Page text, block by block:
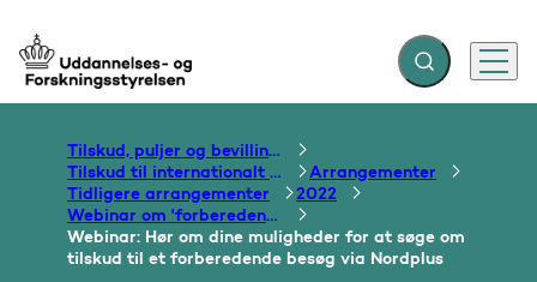
Gå til forsiden Fold søgefelt ud
Menu
Tilskud, puljer og bevillinger
Tilskud til internationalt samarbejde om uddannelse
Arrangementer
Tidligere arrangementer
2022
Webinar om 'forberedende besøg' gennem Nordplus 2022
Webinar: Hør om dine muligheder for at søge om
tilskud til et forberedende besøg via Nordplus